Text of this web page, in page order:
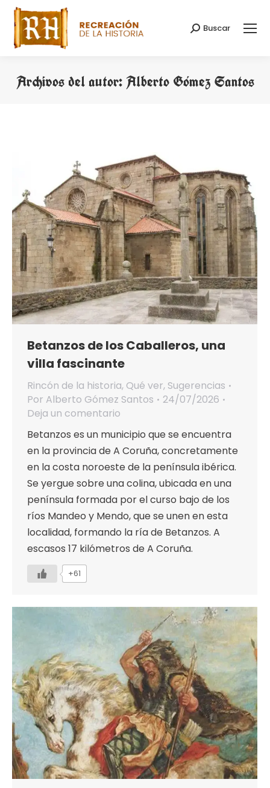
Buscar:
Buscar
Archivos del autor:Alberto Gómez Santos
Betanzos de los Caballeros, una
villa fascinante
Rincón de la historia, Qué ver, Sugerencias
Por Alberto Gómez Santos
24/07/2026
Deja un comentario
Betanzos es un municipio que se encuentra
en la provincia de A Coruña, concretamente
en la costa noroeste de la península ibérica.
Se yergue sobre una colina, ubicada en una
península formada por el curso bajo de los
ríos Mandeo y Mendo, que se unen en esta
localidad, formando la ría de Betanzos. A
escasos 17 kilómetros de A Coruña.
+61